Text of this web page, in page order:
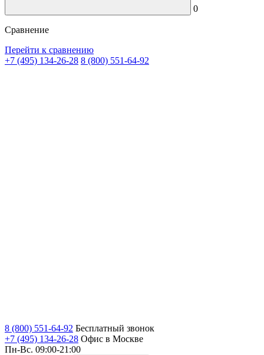
0
Сравнение
Перейти к сравнению
+7 (495) 134-26-28 8 (800) 551-64-92
8 (800) 551-64-92 Бесплатный звонок
+7 (495) 134-26-28 Офис в Москве
Пн-Вс. 09:00-21:00